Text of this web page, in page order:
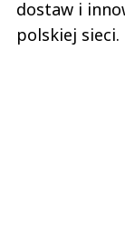
dostaw i
polskiej sieci.